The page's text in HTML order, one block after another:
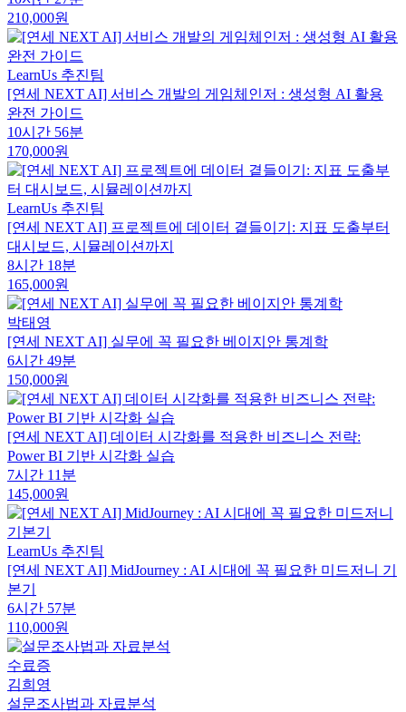
210,000원
LearnUs 추진팀
[연세 NEXT AI] 서비스 개발의 게임체인저 : 생성형 AI 활용
완전 가이드
10시간 56분
170,000원
LearnUs 추진팀
[연세 NEXT AI] 프로젝트에 데이터 곁들이기: 지표 도출부터
대시보드, 시뮬레이션까지
8시간 18분
165,000원
박태영
[연세 NEXT AI] 실무에 꼭 필요한 베이지안 통계학
6시간 49분
150,000원
[연세 NEXT AI] 데이터 시각화를 적용한 비즈니스 전략:
Power BI 기반 시각화 실습
7시간 11분
145,000원
LearnUs 추진팀
[연세 NEXT AI] MidJourney : AI 시대에 꼭 필요한 미드저니 기
본기
6시간 57분
110,000원
수료증
김희영
설문조사법과 자료분석